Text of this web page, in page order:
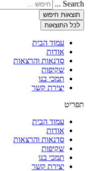
Search ...
תוצאות חיפוש
לכל התוצאות
עמוד הבית
אודות
סדנאות והרצאות
שקיפות
תמכי בנו
יצירת קשר
תפריט
עמוד הבית
אודות
סדנאות והרצאות
שקיפות
תמכי בנו
יצירת קשר